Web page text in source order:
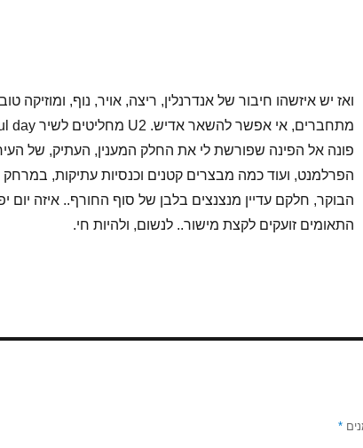
ואז יש איזשהו חיבור של אנדרנלין, ריצה, אויר, נוף, ומוזיקה
פונה אל הפינה שפורשת לי את החלק המענין, העתיק, של
הפרלמנט, ועוד כמה מבצרים קטנים וכנסיות עתיקות,
הבוקר, חלקם עדיין מנצנצים בלבן של סוף החורף.. איזה יום
התאומים זועקים לקצת מישור.. לנשום, ולהיות חי.
*